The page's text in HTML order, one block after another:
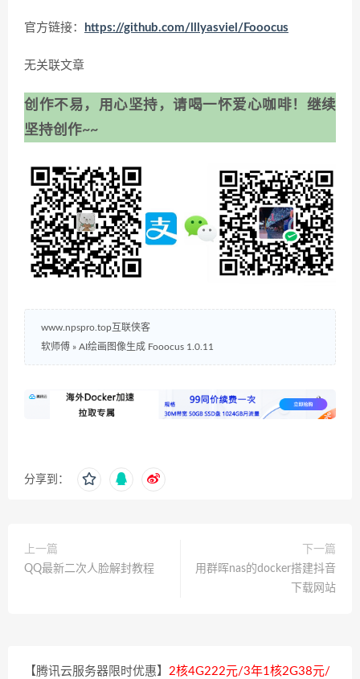
官方链接： https://github.com/lllyasviel/Fooocus
无关联文章
创作不易，用心坚持，请喝一怀爱心咖啡！继续
坚持创作~~
www.npspro.top互联侠客
软师傅 » AI绘画图像生成 Fooocus 1.0.11
分享到：
上一篇
QQ最新二次人脸解封教程
下一篇
用群晖nas的docker搭建抖音
下载网站
【腾讯云服务器限时优惠】 2核4G222元/3年1核2G38元/